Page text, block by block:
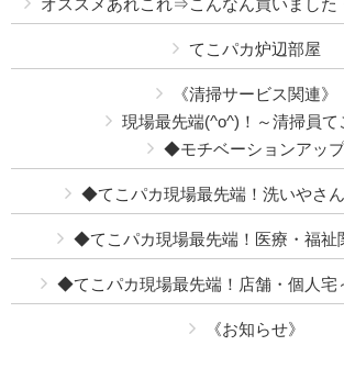
オススメあれこれ⇒こんなん買いました
てこパカ炉辺部屋
《清掃サービス関連》
現場最先端(^o^)！～清掃員て
◆モチベーションアップ
◆てこパカ現場最先端！洗いやさ
◆てこパカ現場最先端！医療・福祉
◆てこパカ現場最先端！店舗・個人宅
《お知らせ》